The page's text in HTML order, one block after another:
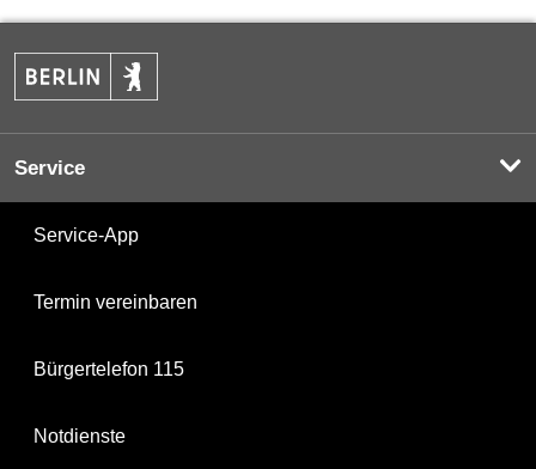
Service
Service-App
Termin vereinbaren
Bürgertelefon 115
Notdienste